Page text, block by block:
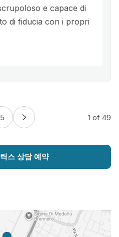
e capace di
di fiducia con i propri
5 1 of 49
스 상담 예약